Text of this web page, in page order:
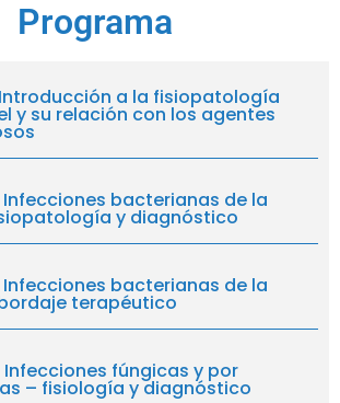
Programa
Introducción a la fisiopatología
y su relación con los agentes
Infecciones bacterianas de la
y diagnóstico
Infecciones bacterianas de la
terapéutico
Infecciones fúngicas y por
– fisiología y diagnóstico